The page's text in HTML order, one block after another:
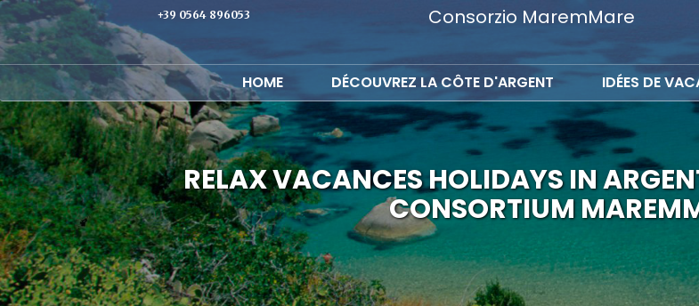
+39 0564 896053 Consorzio MaremMare
HOME DÉCOUVREZ LA CÔTE D'ARGENT IDÉES DE
RELAX VACANCES HOLIDAYS IN
CONSORTIUM